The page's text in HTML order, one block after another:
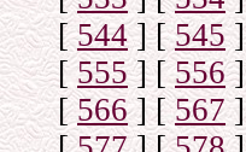
[544] [545]
[555] [556]
[566] [567]